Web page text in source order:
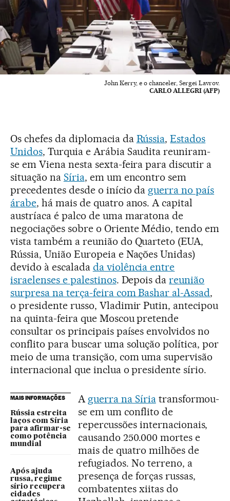
John Kerry, e o chanceler, Sergei Lavrov.
CARLO ALLEGRI (AFP)
Os chefes da diplomacia da Rússia,Estados
Unidos, Turquia e Arábia Saudita reuniram-
se em Viena nesta sexta-feira para discutir a
situação na Síria, em um encontro sem
precedentes desde o início da guerra no país
árabe, há mais de quatro anos. A capital
austríaca é palco de uma maratona de
negociações sobre o Oriente Médio, tendo em
vista também a reunião do Quarteto (EUA,
Rússia, União Europeia e Nações Unidas)
devido à escalada da violência entre
israelenses e palestinos. Depois dareunião
surpresa na terça-feira com Bashar al-Assad,
o presidente russo, Vladimir Putin, antecipou
na quinta-feira que Moscou pretende
consultar os principais países envolvidos no
conflito para buscar uma solução política, por
meio de uma transição, com uma supervisão
internacional que inclua o presidente sírio.
MAIS INFORMAÇÕES
Rússia estreita
laços com Síria
para afirmar-se
como potência
mundial
Após ajuda
russa, regime
sírio recupera
cidades
A guerra na Síriatransformou-
se em um conflito de
repercussões internacionais,
causando 250.000 mortes e
mais de quatro milhões de
refugiados. No terreno, a
presença de forças russas,
combatentes xiitas do